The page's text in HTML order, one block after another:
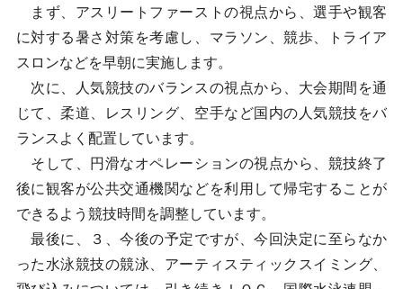
まず、アスリートファーストの視点から、選手や観客
に対する暑さ対策を考慮し、マラソン、競歩、トライア
スロンなどを早朝に実施します。
次に、人気競技のバランスの視点から、大会期間を通
じて、柔道、レスリング、空手など国内の人気競技をバ
ランスよく配置しています。
そして、円滑なオペレーションの視点から、競技終了
後に観客が公共交通機関などを利用して帰宅することが
できるよう競技時間を調整しています。
最後に、３、今後の予定ですが、今回決定に至らなか
った水泳競技の競泳、アーティスティックスイミング、